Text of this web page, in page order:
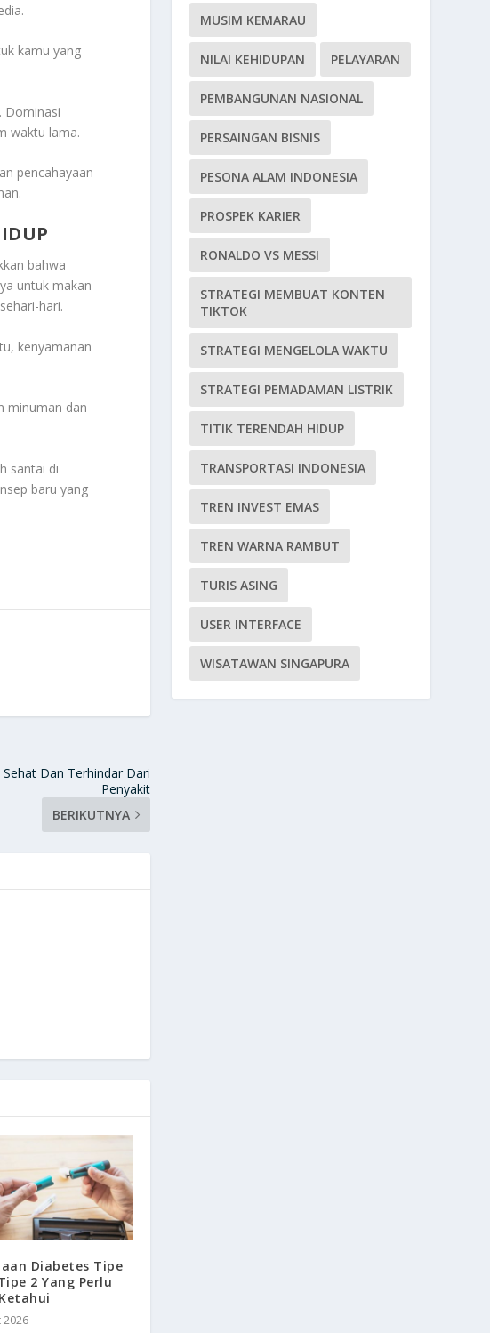
kamu yang
Dominasi
waktu lama.
pencahayaan
bahwa
untuk makan
hari.
kenyamanan
minuman dan
santai di
baru yang
Dan Terhindar Dari
Penyakit
BERIKUTNYA
Diabetes Tipe
2 Yang Perlu
2026
MUSIM KEMARAU
NILAI KEHIDUPAN PELAYARAN
PEMBANGUNAN NASIONAL
PERSAINGAN BISNIS
PESONA ALAM INDONESIA
PROSPEK KARIER
RONALDO VS MESSI
STRATEGI MEMBUAT KONTEN
TIKTOK
STRATEGI MENGELOLA WAKTU
STRATEGI PEMADAMAN LISTRIK
TITIK TERENDAH HIDUP
TRANSPORTASI INDONESIA
TREN INVEST EMAS
TREN WARNA RAMBUT
TURIS ASING
USER INTERFACE
WISATAWAN SINGAPURA